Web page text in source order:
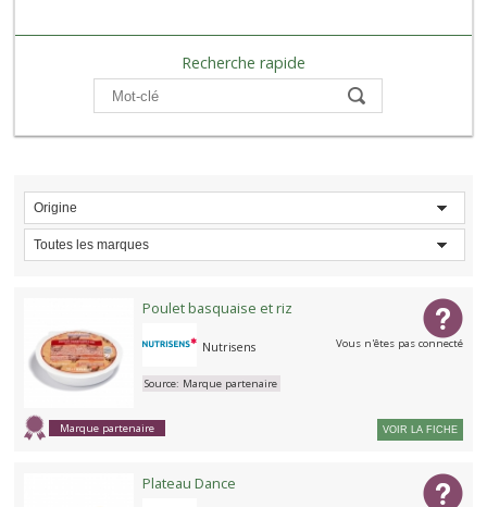
Recherche rapide
Compare
Origine
Toutes les marques
Poulet basquaise et riz
Nutrisens
Marque partenaire
Source: Marque partenaire
Vous n'êtes pas connecté
VOIR LA FICHE
Plateau Dance